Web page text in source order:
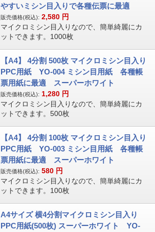
やすいミシン目入りで各種伝票に最適
販売価格(税込): 2,580 円
マイクロミシン目入りなので、簡単綺麗にカ
ットできます。1000枚
【A4】 4分割 500枚 マイクロミシン目入り
PPC用紙 YO-004 ミシン目用紙 各種帳
票用紙に最適 スーパーホワイト
販売価格(税込): 1,280 円
マイクロミシン目入りなので、簡単綺麗にカ
ットできます。500枚
【A4】 4分割 100枚 マイクロミシン目入り
PPC用紙 YO-003 ミシン目用紙 各種帳
票用紙に最適 スーパーホワイト
販売価格(税込): 580 円
マイクロミシン目入りなので、簡単綺麗にカ
ットできます。100枚
A4サイズ 横4分割マイクロミシン目入り
PPC用紙(500枚) スーパーホワイト YO-